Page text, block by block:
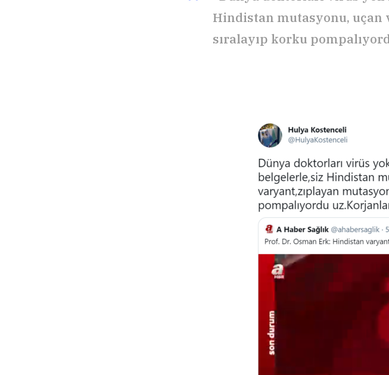
Hindistan mutasyonu, uçan
sıralayıp korku